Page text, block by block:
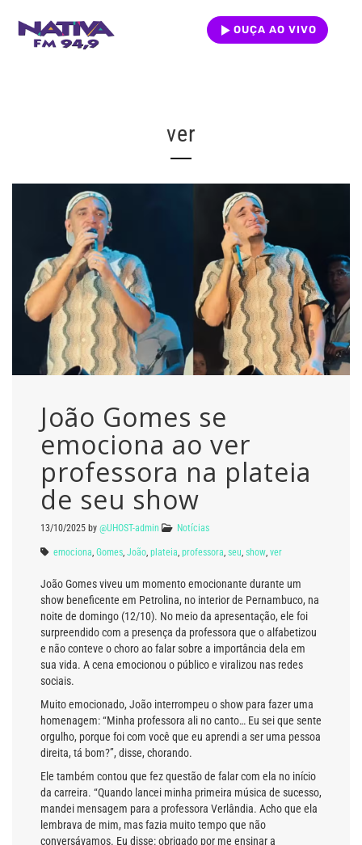
OUÇA AO VIVO
ver
João Gomes se
emociona ao ver
professora na plateia
de seu show
13/10/2025 by @UHOST-admin Notícias
emociona Gomes João plateia professora seu show ver
João Gomes viveu um momento emocionante durante um
show beneficente em Petrolina, no interior de Pernambuco, na
noite de domingo (12/10). No meio da apresentação, ele foi
surpreendido com a presença da professora que o alfabetizou
e não conteve o choro ao falar sobre a importância dela em
sua vida. A cena emocionou o público e viralizou nas redes
sociais.
Muito emocionado, João interrompeu o show para fazer uma
homenagem: “Minha professora ali no canto… Eu sei que sente
orgulho, porque foi com você que eu aprendi a ser uma pessoa
direita, tá bom?”, disse, chorando.
Ele também contou que fez questão de falar com ela no início
da carreira. “Quando lancei minha primeira música de sucesso,
mandei mensagem para a professora Verlândia. Acho que ela
lembrava de mim, mas fazia muito tempo que não
conversávamos. Eu disse: obrigado por me ensinar a